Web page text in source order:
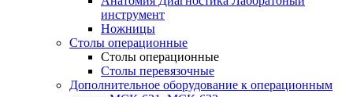
инструмент
Ножницы
Столы операционные
Столы операционные
Столы перевязочные
Дополнительное оборудование к операционным